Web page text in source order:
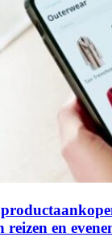
reizen en